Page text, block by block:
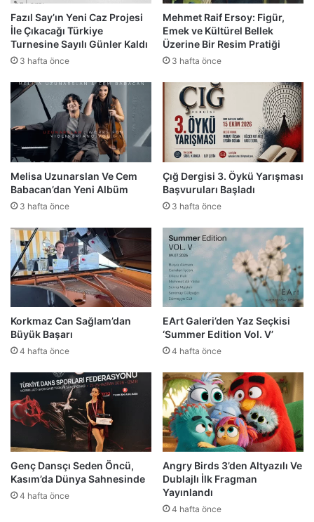
Fazıl Say’ın Yeni Caz Projesi
İle Çıkacağı Türkiye
Turnesine Sayılı Günler Kaldı
3 hafta önce
Mehmet Raif Ersoy: Figür,
Emek ve Kültürel Bellek
Üzerine Bir Resim Pratiği
3 hafta önce
Melisa Uzunarslan Ve Cem
Babacan’dan Yeni Albüm
3 hafta önce
Çığ Dergisi 3. Öykü Yarışması
Başvuruları Başladı
3 hafta önce
Korkmaz Can Sağlam’dan
Büyük Başarı
4 hafta önce
EArt Galeri’den Yaz Seçkisi
‘Summer Edition Vol. V’
4 hafta önce
Genç Dansçı Seden Öncü,
Kasım’da Dünya Sahnesinde
4 hafta önce
Angry Birds 3’den Altyazılı Ve
Dublajlı İlk Fragman
Yayınlandı
4 hafta önce